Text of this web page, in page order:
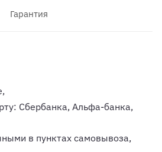
Гарантия
Сбербанка, Альфа-банка,
в пунктах самовывоза,